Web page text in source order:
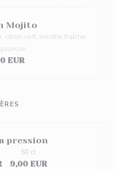
Mojito
citron vert, menthe fraîche,
EUR
pression
9,00 EUR
50 cl